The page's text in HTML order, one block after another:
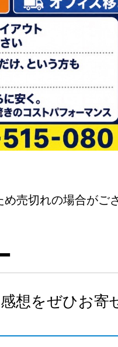
め売切れの場合がご
想をぜひお寄